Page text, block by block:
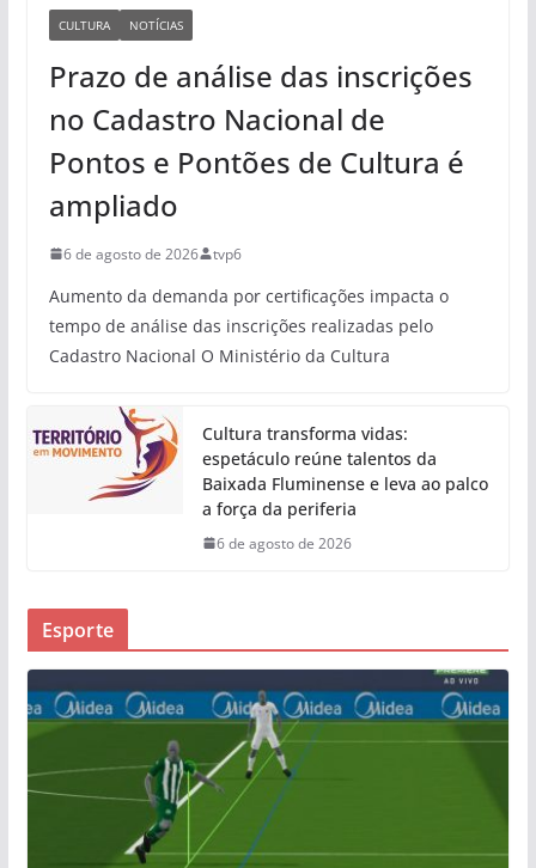
CULTURA NOTÍCIAS
Prazo de análise das inscrições
no Cadastro Nacional de
Pontos e Pontões de Cultura é
ampliado
6 de agosto de 2026 tvp6
Aumento da demanda por certificações impacta o
tempo de análise das inscrições realizadas pelo
Cadastro Nacional O Ministério da Cultura
Cultura transforma vidas:
espetáculo reúne talentos da
Baixada Fluminense e leva ao palco
a força da periferia
6 de agosto de 2026
Esporte